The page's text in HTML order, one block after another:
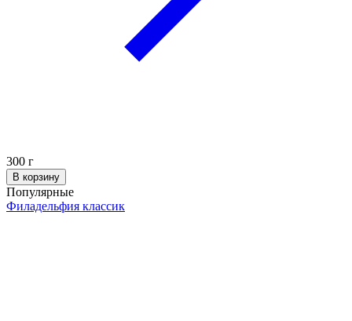
300 г
В корзину
Популярные
Филадельфия классик